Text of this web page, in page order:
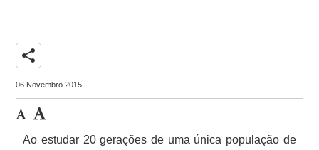
share
06 Novembro 2015
Ao estudar 20 gerações de uma única população de